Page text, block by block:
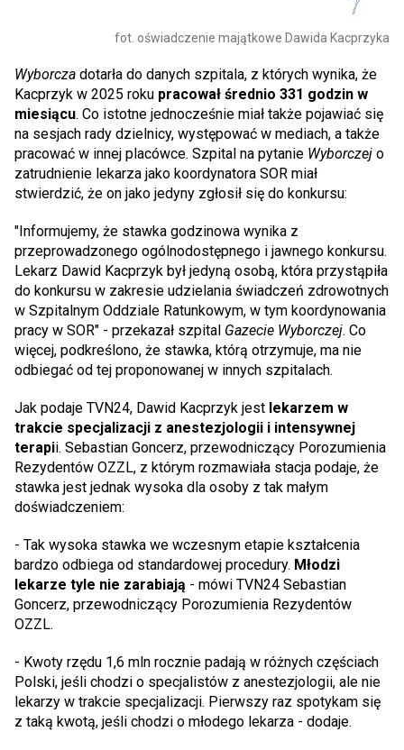
fot. oświadczenie majątkowe Dawida Kacprzyka
Wyborcza dotarła do danych szpitala, z których wynika, że
Kacprzyk w 2025 roku pracował średnio 331 godzin w
miesiącu. Co istotne jednocześnie miał także pojawiać się
na sesjach rady dzielnicy, występować w mediach, a także
pracować w innej placówce. Szpital na pytanie Wyborczej o
zatrudnienie lekarza jako koordynatora SOR miał
stwierdzić, że on jako jedyny zgłosił się do konkursu:
"Informujemy, że stawka godzinowa wynika z
przeprowadzonego ogólnodostępnego i jawnego konkursu.
Lekarz Dawid Kacprzyk był jedyną osobą, która przystąpiła
do konkursu w zakresie udzielania świadczeń zdrowotnych
w Szpitalnym Oddziale Ratunkowym, w tym koordynowania
pracy w SOR" - przekazał szpital Gazecie Wyborczej. Co
więcej, podkreślono, że stawka, którą otrzymuje, ma nie
odbiegać od tej proponowanej w innych szpitalach.
Jak podaje TVN24, Dawid Kacprzyk jest lekarzem w
trakcie specjalizacji z anestezjologii i intensywnej
terapii. Sebastian Goncerz, przewodniczący Porozumienia
Rezydentów OZZL, z którym rozmawiała stacja podaje, że
stawka jest jednak wysoka dla osoby z tak małym
doświadczeniem:
- Tak wysoka stawka we wczesnym etapie kształcenia
bardzo odbiega od standardowej procedury. Młodzi
lekarze tyle nie zarabiają - mówi TVN24 Sebastian
Goncerz, przewodniczący Porozumienia Rezydentów
OZZL.
- Kwoty rzędu 1,6 mln rocznie padają w różnych częściach
Polski, jeśli chodzi o specjalistów z anestezjologii, ale nie
lekarzy w trakcie specjalizacji. Pierwszy raz spotykam się
z taką kwotą, jeśli chodzi o młodego lekarza - dodaje.